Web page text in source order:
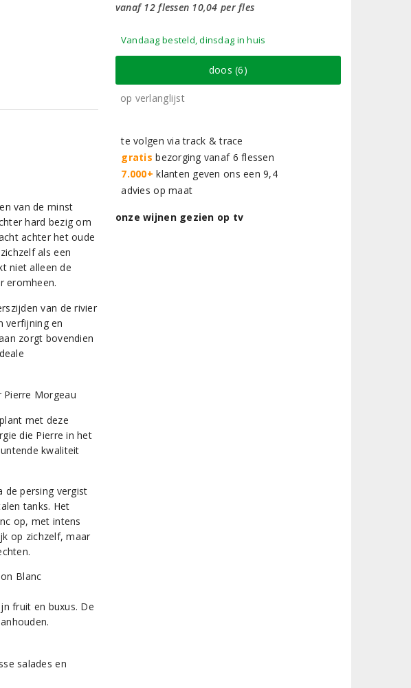
van de minst
hard bezig om
achter het oude
als een
niet alleen de
eromheen.
van de rivier
verfijning en
zorgt bovendien
met deze
die Pierre in het
kwaliteit
de persing vergist
tanks. Het
op, met intens
op zichzelf, maar
fruit en buxus. De
salades en
vanaf 12 flessen 10,04 per fles
Vandaag besteld, dinsdag in huis
doos (6)
op verlanglijst
te volgen via track & trace
gratis bezorging vanaf 6 flessen
7.000+ klanten geven ons een 9,4
advies op maat
onze wijnen gezien op tv